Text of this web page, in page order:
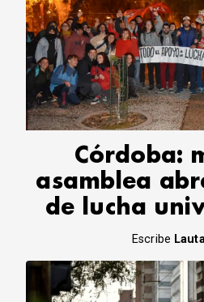
Córdoba:
asamblea
de lucha
Escribe